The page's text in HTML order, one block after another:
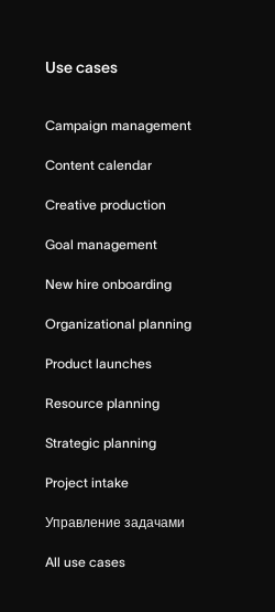
Use cases
Campaign management
Content calendar
Creative production
Goal management
New hire onboarding
Organizational planning
Product launches
Resource planning
Strategic planning
Project intake
Управление задачами
All use cases